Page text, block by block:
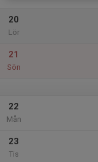
20
Lör
21
Sön
22
Mån
23
Tis